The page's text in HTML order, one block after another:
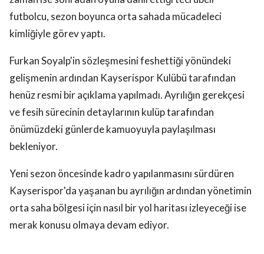
futbolcu, sezon boyunca orta sahada mücadeleci
kimliğiyle görev yaptı.
Furkan Soyalp'in sözleşmesini feshettiği yönündeki
gelişmenin ardından Kayserispor Kulübü tarafından
henüz resmi bir açıklama yapılmadı. Ayrılığın gerekçesi
ve fesih sürecinin detaylarının kulüp tarafından
önümüzdeki günlerde kamuoyuyla paylaşılması
bekleniyor.
Yeni sezon öncesinde kadro yapılanmasını sürdüren
Kayserispor'da yaşanan bu ayrılığın ardından yönetimin
orta saha bölgesi için nasıl bir yol haritası izleyeceği ise
merak konusu olmaya devam ediyor.